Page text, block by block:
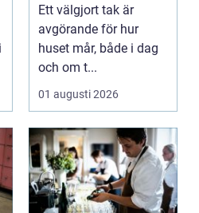
håller
Ett välgjort tak är
avgörande för hur
huset mår, både i dag
och om t...
01 augusti 2026